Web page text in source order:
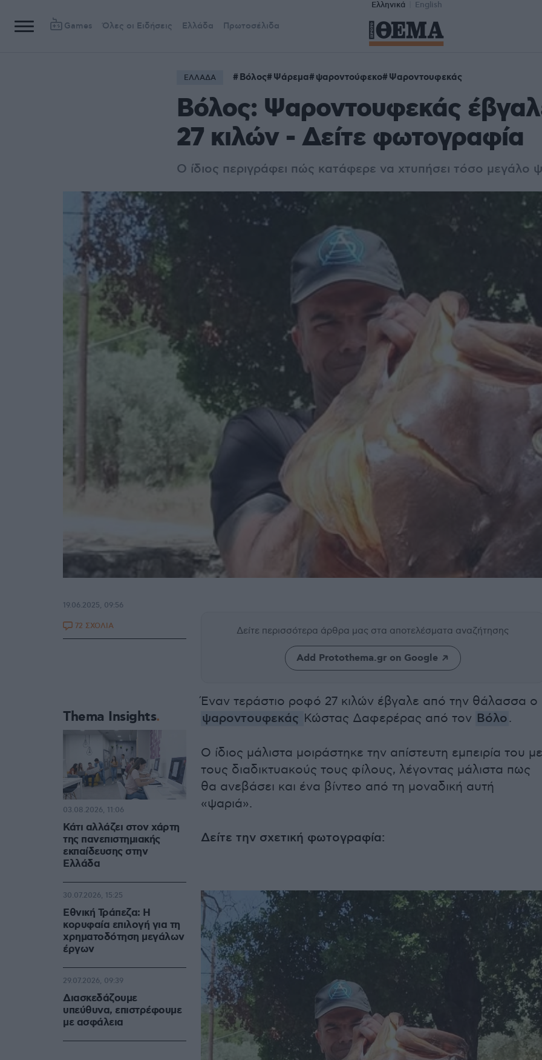
Ελληνικά English
Games Όλες οι Ειδήσεις Ελλάδα Πρωτοσέλιδα
ΕΛΛΑΔΑ Βόλος Ψάρεμα ψαροντούφεκο Ψαροντουφεκάς
Βόλος: Ψαροντουφεκάς
27 κιλών - Δείτε φωτογραφία
Ο ίδιος περιγράφει πώς κατάφερε να χτυπήσει τόσο μεγάλο
Δείτε περισσότερα άρθρα μας στα αποτελέσματα αναζήτησης
Add Protothema.gr on Google
Έναν τεράστιο ροφό 27 κιλών έβγαλε από την θάλασσα ο
ψαροντουφεκάς Κώστας Δαφερέρας από τον Βόλο.
Ο ίδιος μάλιστα μοιράστηκε την απίστευτη εμπειρία του με
τους διαδικτυακούς τους φίλους, λέγοντας μάλιστα πως
θα ανεβάσει και ένα βίντεο από τη μοναδική αυτή
«ψαριά».
Δείτε την σχετική φωτογραφία:
19.06.2025, 09:56
72 ΣΧΟΛΙΑ
Thema Insights
Κάτι αλλάζει στον χάρτη
της πανεπιστημιακής
εκπαίδευσης στην
Ελλάδα
03.08.2026, 11:06
Εθνική Τράπεζα: Η
κορυφαία επιλογή για τη
χρηματοδότηση μεγάλων
έργων
30.07.2026, 15:25
Διασκεδάζουμε
υπεύθυνα, επιστρέφουμε
με ασφάλεια
29.07.2026, 09:39